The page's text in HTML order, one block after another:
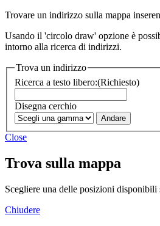
Trovare un indirizzo sulla mappa
Usando il 'circolo draw' opzione è
intorno alla ricerca di indirizzi.
Trova un indirizzo
Ricerca a testo libero:(Richiesto)
Disegna cerchio
Close
Trova sulla mappa
Scegliere una delle posizioni disponibili
Chiudere